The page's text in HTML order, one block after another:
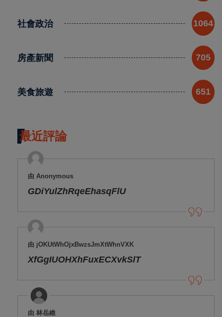
社會政治 1064
房產新聞 705
美食旅遊 651
最近評論
由 Anonymous
GDiYulZhRqeEhasqFlU
由 jOKUtWhOjxBwzsJmXtWhnVXK
XfGgIUOHXhFuxECXvkSlT
由 林岳維